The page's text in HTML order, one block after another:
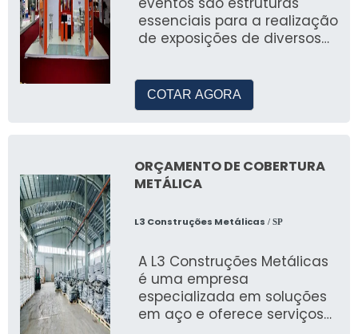
Qual a durabilidade das tendas JR
Tendas?
Nossas tendas são feitas de materiais de alta
qualidade para garantir durabilidade e
essenciais para a realização
de exposições de diversos
COTAR AGORA
ORÇAMENTO DE COBERTURA
METÁLICA
L3 Construções Metálicas / SP
A L3 Construções Metálicas
é uma empresa
especializada em soluções
em aço e oferece serviços